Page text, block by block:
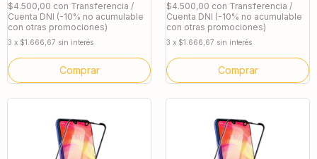
$4.500,00 con Transferencia /
Cuenta DNI (-10% no acumulable
con otras promociones)
3 x $1.666,67 sin interés
Comprar
$4.500,00 con Transferencia /
Cuenta DNI (-10% no acumulable
con otras promociones)
3 x $1.666,67 sin interés
Comprar